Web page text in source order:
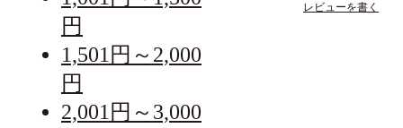
円
1,501円～2,000
円
2,001円～3,000
レビューを書く